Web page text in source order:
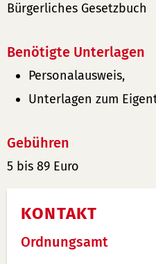
Bürgerliches Gesetzbuch
Benötigte Unterlagen
Personalausweis,
Unterlagen zum
Gebühren
5 bis 89 Euro
KONTAKT
Ordnungsamt